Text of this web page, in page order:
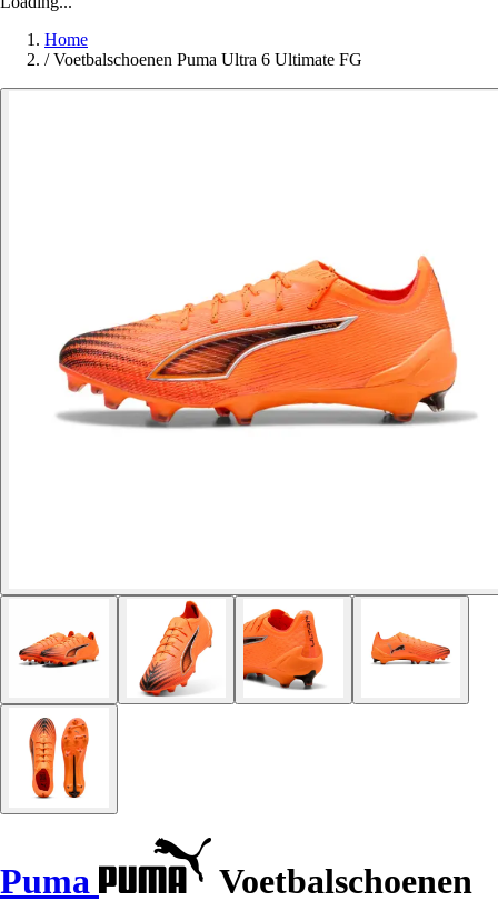
Home
/ Voetbalschoenen Puma Ultra 6 Ultimate FG
Puma Voetbalschoenen